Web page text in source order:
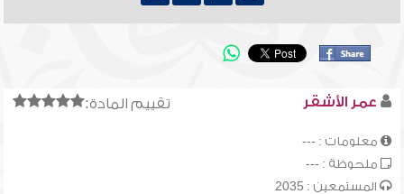
تقييم المادة: عمر الأشقر
معلومات : ---
ملحوظة : ---
المستمعين : 2035